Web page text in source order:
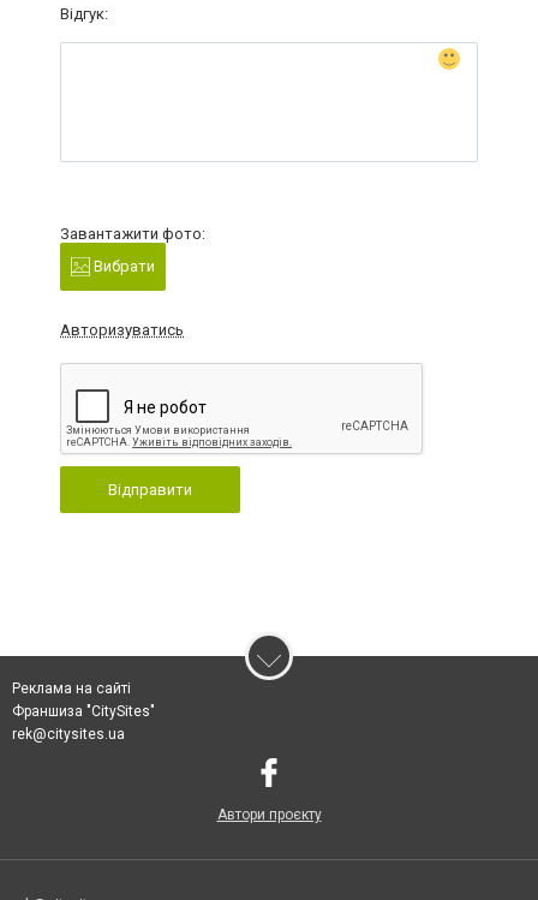
Відгук:
Завантажити фото:
Вибрати
Авторизуватись
Відправити
Реклама на сайті
Франшиза "CitySites"
rek@citysites.ua
Автори проєкту